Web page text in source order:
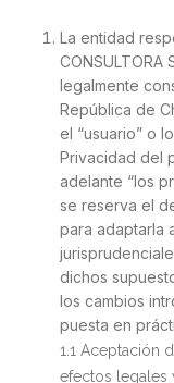
La entidad
CONSULTORA
legalmente
República de
el “usuario” o
Privacidad del
adelante “los
se reserva el
para adaptarla
dichos
los cambios
puesta en
1.1 Aceptación
efectos legales